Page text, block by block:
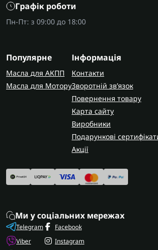
Графік роботи
Пн-Пт: з 09:00 до 18:00
Популярне
Масла для АКПП
Масла для Мотору
Інформація
Контакти
Зворотній зв’язок
Повернення товару
Карта сайту
Виробники
Подарункові
Акції
Ми у соціальних мережах
Telegram
Viber
Facebook
Instagram